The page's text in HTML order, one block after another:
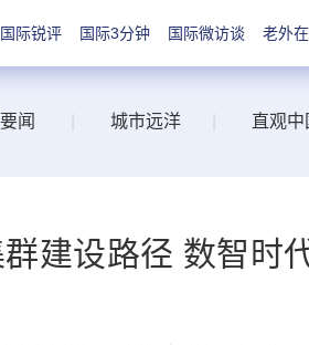
国际锐评 国际3分钟 国际微访谈 老外
要闻 城市远洋 直观中
建设路径 数智时